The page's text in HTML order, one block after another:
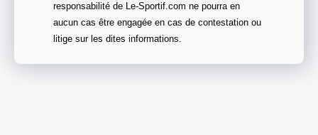
responsabilité de Le-Sportif.com ne pourra en
aucun cas être engagée en cas de contestation ou
litige sur les dites informations.